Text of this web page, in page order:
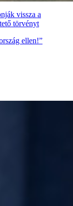
vissza a
törvényt
ellen!”